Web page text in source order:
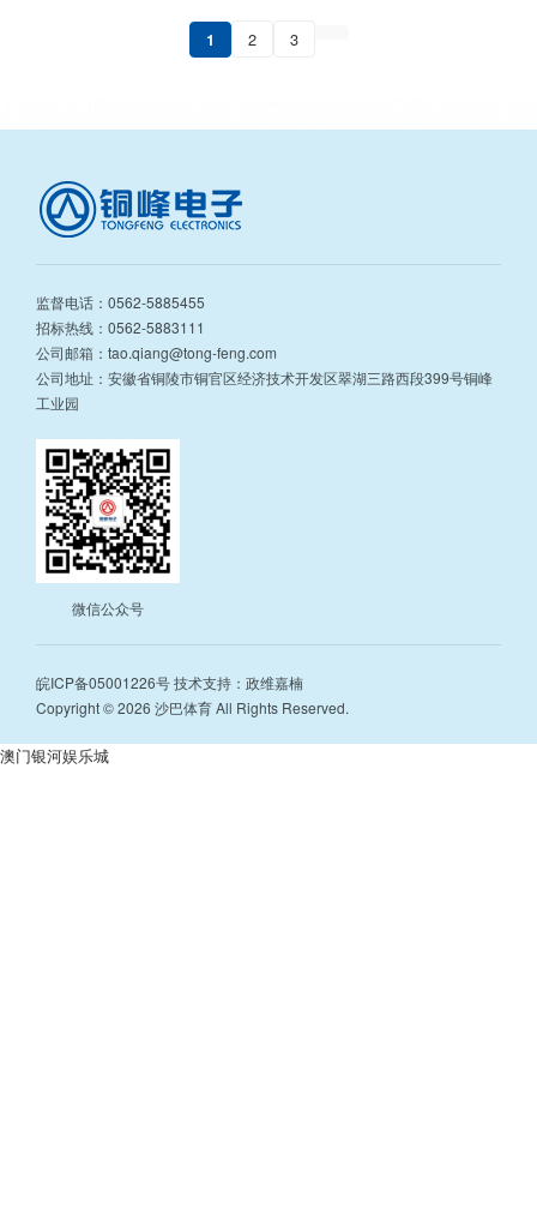
1 2 3
监督电话：0562-5885455
招标热线：0562-5883111
公司邮箱：tao.qiang@tong-feng.com
公司地址：安徽省铜陵市铜官区经济技术开发区翠湖三路西段399号铜峰
工业园
微信公众号
皖ICP备05001226号技术支持：政维嘉楠
Copyright © 2026 沙巴体育 All Rights Reserved.
澳门银河娱乐城